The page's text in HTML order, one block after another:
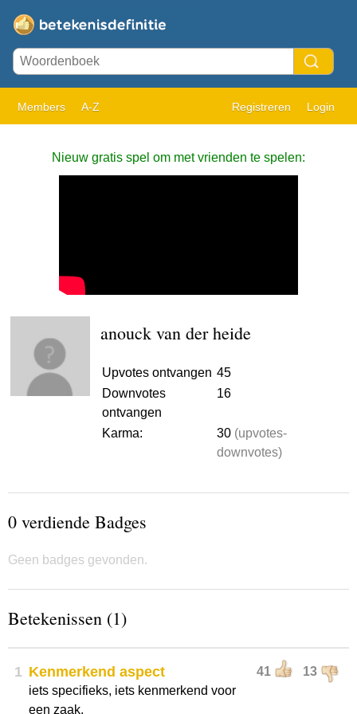
Members A-Z Registreren Login
Nieuw gratis spel om met vrienden te spelen:
anouck van der heide
Upvotes ontvangen 45
Downvotes
ontvangen
16
Karma: 30 (upvotes-
downvotes)
0 verdiende Badges
Geen badges gevonden.
Betekenissen (1)
1 41 13
Kenmerkend aspect
iets specifieks, iets kenmerkend voor
een zaak.